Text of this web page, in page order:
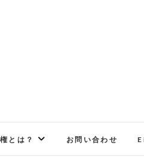
とは？ お問い合わせ